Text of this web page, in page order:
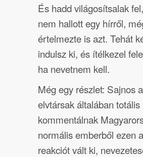
És hadd világosítsalak
nem hallott egy hírről,
értelmezte is azt. Tehát
indulsz ki, és ítélkezel
ha nevetnem kell.
Még egy részlet: Sajnos
elvtársak általában
kommentálnak
normális emberből ezen
reakciót vált ki,